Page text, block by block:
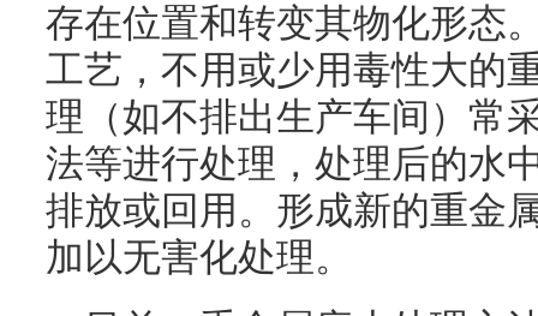
存在位置和转变其物化形态
工艺，不用或少用毒性大的
理（如不排出生产车间）常
法等进行处理，处理后的水
排放或回用。形成新的重金
加以无害化处理。